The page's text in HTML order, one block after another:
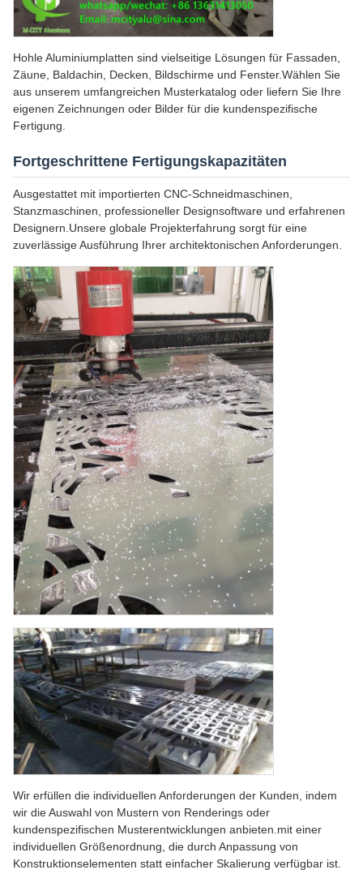
Hohle Aluminiumplatten sind vielseitige Lösungen für Fassaden,
Zäune, Baldachin, Decken, Bildschirme und Fenster.Wählen Sie
aus unserem umfangreichen Musterkatalog oder liefern Sie Ihre
eigenen Zeichnungen oder Bilder für die kundenspezifische
Fertigung.
Fortgeschrittene Fertigungskapazitäten
Ausgestattet mit importierten CNC-Schneidmaschinen,
Stanzmaschinen, professioneller Designsoftware und erfahrenen
Designern.Unsere globale Projekterfahrung sorgt für eine
zuverlässige Ausführung Ihrer architektonischen Anforderungen.
Wir erfüllen die individuellen Anforderungen der Kunden, indem
wir die Auswahl von Mustern von Renderings oder
kundenspezifischen Musterentwicklungen anbieten.mit einer
individuellen Größenordnung, die durch Anpassung von
Konstruktionselementen statt einfacher Skalierung verfügbar ist.